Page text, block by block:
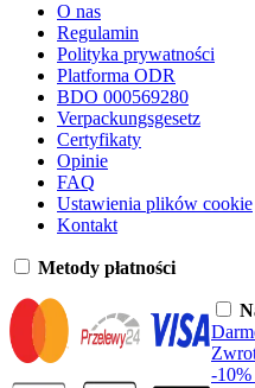
O nas
Regulamin
Polityka prywatności
Platforma ODR
BDO 000569280
Verpackungsgesetz
Certyfikaty
Opinie
FAQ
Ustawienia plików cookie
Kontakt
Metody płatności
-10%